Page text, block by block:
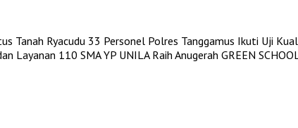
Tanah Ryacudu 33 Personel Polres Tanggamus Ikuti Uji
Layanan 110 SMA YP UNILA Raih Anugerah GREEN